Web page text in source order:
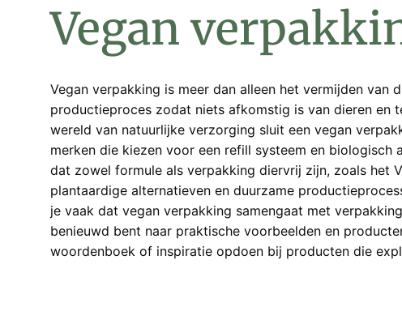
Vegan
Vegan verpakking is meer dan alleen het vermijden
productieproces zodat niets afkomstig is van dieren
wereld van natuurlijke verzorging sluit een vegan
merken die kiezen voor een refill systeem en biologisch
dat zowel formule als verpakking diervrij zijn, zoals het
plantaardige alternatieven en duurzame
je vaak dat vegan verpakking samengaat met
benieuwd bent naar praktische voorbeelden en
woordenboek of inspiratie opdoen bij producten die